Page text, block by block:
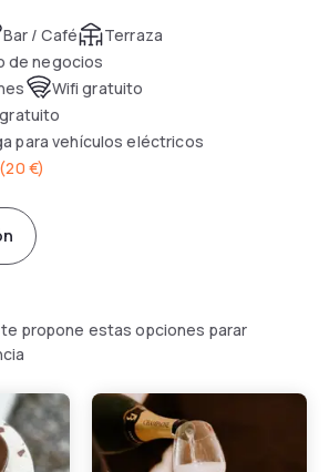
Bar / Café
Terraza
de negocios
Wifi gratuito
para vehículos eléctricos
(20 €)
propone estas opciones parar